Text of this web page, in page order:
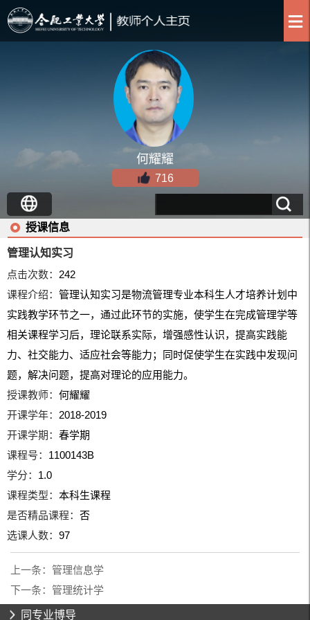
何耀耀
716
授课信息
管理认知实习
点击次数： 242
课程介绍：管理认知实习是物流管理专业本科生人才培养计划中
实践教学环节之一，通过此环节的实施，使学生在完成管理学等
相关课程学习后，理论联系实际，增强感性认识，提高实践能
力、社交能力、适应社会等能力；同时促使学生在实践中发现问
题，解决问题，提高对理论的应用能力。
授课教师：何耀耀
开课学年： 2018-2019
开课学期：春学期
课程号： 1100143B
学分： 1.0
课程类型：本科生课程
是否精品课程：否
选课人数：97
上一条： 管理信息学
下一条： 管理统计学
同专业博导